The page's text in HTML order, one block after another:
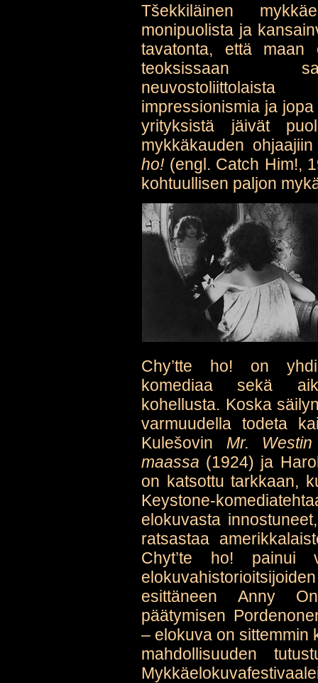
Tšekkiläinen
monipuolista ja
tavatonta, että maan
teoksissaan
impressionismia ja
yrityksistä jäivät
mykkäkauden
ho! (engl. Catch Him!,
kohtuullisen paljon
Chy’tte ho! on
komediaa sekä
kohellusta. Koska
varmuudella todeta
Kulešovin Mr.
maassa (1924) ja
on katsottu tarkkaan,
Keystone-
elokuvasta
ratsastaa
Chyt’te ho! painui
esittäneen Anny
päätymisen
– elokuva on sittemmin
mahdollisuuden